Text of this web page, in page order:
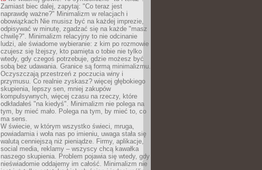
Zamiast biec dalej, zapytaj: "Co teraz jest
naprawdę ważne?" Minimalizm w relacjach i
obowiązkach Nie musisz być na każdej imprezie,
odpisywać w minutę, zgadzać się na każde "masz
chwilę?". Minimalizm relacyjny to nie odcinanie
ludzi, ale świadome wybieranie: z kim po rozmowie
czujesz się lżejszy, kto pamięta o tobie nie tylko
wtedy, gdy czegoś potrzebuje, gdzie możesz być
sobą bez udawania. Granice są formą minimalizmu.
Oczyszczają przestrzeń z poczucia winy i
przymusu. Co realnie zyskasz? więcej głębokiego
skupienia, lepszy sen, mniej zakupów
kompulsywnych, więcej czasu na rzeczy, które
odkładałeś "na kiedyś". Minimalizm nie polega na
tym, by mieć mało. Polega na tym, by mieć to, co
ma sens.
W świecie, w którym wszystko świeci, mruga,
powiadamia i woła nas po imieniu, uwaga stała się
walutą cenniejszą niż pieniądze. Firmy, aplikacje,
social media, reklamy – wszyscy chcą kawałka
naszego skupienia. Problem pojawia się wtedy, gdy
nieświadomie oddajemy im całość. Minimalizm nie